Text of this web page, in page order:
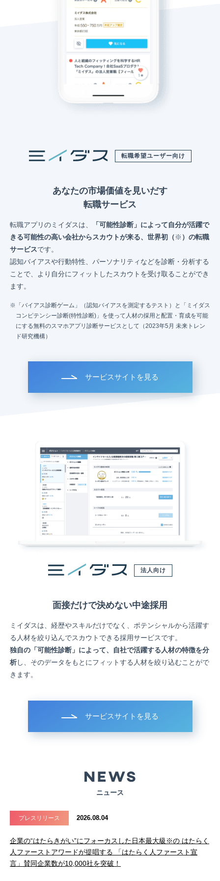
転職希望ユーザー向け
あなたの市場価値を見いだす
転職サービス
転職アプリのミイダスは、
「可能性診断」によって自分が活躍で
きる可能性の高い会社からスカウトが来る、世界初（※ ）の転職
サービスです。
認知バイアスや行動特性、パーソナリティなどを診断・分析する
ことで、より自分にフィットしたスカウトを受け取ることができ
ます。
「バイアス診断ゲーム」（認知バイアスを測定するテスト）と「ミイダス
コンピテンシー診断(特性診断)」を使って人材の採用と配置・育成を可能
にする無料のスマホアプリ診断サービスとして（2023年5月 未来トレン
ド研究機構）
サービスサイトを見る
法人向け
面接だけで決めない中途採用
ミイダスは、経歴やスキルだけでなく、ポテンシャルから活躍す
る人材を絞り込んでスカウトできる採用サービスです。
独自の「可能性診断」によって、自社で活躍する人材の特徴を分
析し、そのデータをもとにフィットする人材を絞り込むことがで
きます。
サービスサイトを見る
ニュース
プレスリリース 2026.08.04
企業の“はたらきがい”にフォーカスした日本最大級※の はたらく
人ファーストアワードが提唱する 「はたらく人ファースト宣
言」賛同企業数が10,000社を突破！